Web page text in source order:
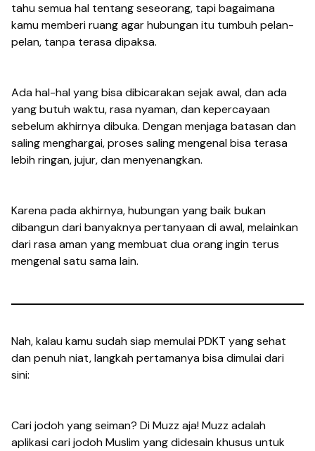
tahu semua hal tentang seseorang, tapi bagaimana
kamu memberi ruang agar hubungan itu tumbuh pelan-
pelan, tanpa terasa dipaksa.
Ada hal-hal yang bisa dibicarakan sejak awal, dan ada
yang butuh waktu, rasa nyaman, dan kepercayaan
sebelum akhirnya dibuka. Dengan menjaga batasan dan
saling menghargai, proses saling mengenal bisa terasa
lebih ringan, jujur, dan menyenangkan.
Karena pada akhirnya, hubungan yang baik bukan
dibangun dari banyaknya pertanyaan di awal, melainkan
dari rasa aman yang membuat dua orang ingin terus
mengenal satu sama lain.
Nah, kalau kamu sudah siap memulai PDKT yang sehat
dan penuh niat, langkah pertamanya bisa dimulai dari
sini:
Cari jodoh yang seiman? Di Muzz aja! Muzz adalah
aplikasi cari jodoh Muslim yang didesain khusus untuk